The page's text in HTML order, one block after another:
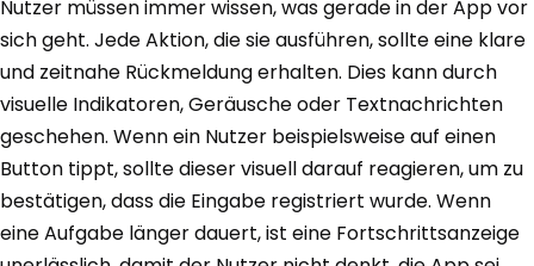
Nutzer müssen immer wissen, was gerade in der App vor
sich geht. Jede Aktion, die sie ausführen, sollte eine klare
und zeitnahe Rückmeldung erhalten. Dies kann durch
visuelle Indikatoren, Geräusche oder Textnachrichten
geschehen. Wenn ein Nutzer beispielsweise auf einen
Button tippt, sollte dieser visuell darauf reagieren, um zu
bestätigen, dass die Eingabe registriert wurde. Wenn
eine Aufgabe länger dauert, ist eine Fortschrittsanzeige